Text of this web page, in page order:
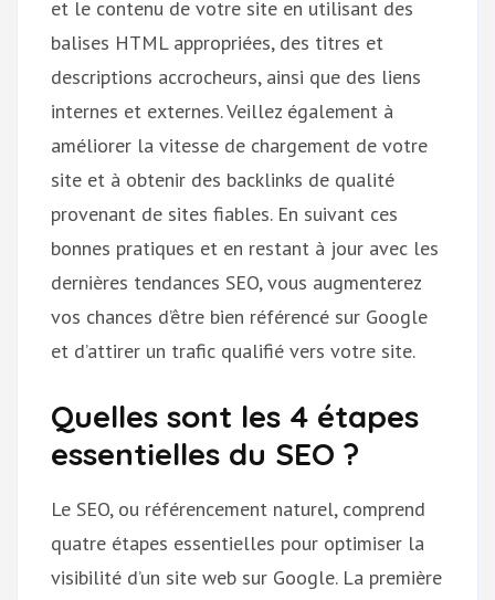
et le contenu de votre site en utilisant des
balises HTML appropriées, des titres et
descriptions accrocheurs, ainsi que des liens
internes et externes. Veillez également à
améliorer la vitesse de chargement de votre
site et à obtenir des backlinks de qualité
provenant de sites fiables. En suivant ces
bonnes pratiques et en restant à jour avec les
dernières tendances SEO, vous augmenterez
vos chances d’être bien référencé sur Google
et d’attirer un trafic qualifié vers votre site.
Quelles sont les 4 étapes
essentielles du SEO ?
Le SEO, ou référencement naturel, comprend
quatre étapes essentielles pour optimiser la
visibilité d’un site web sur Google. La première